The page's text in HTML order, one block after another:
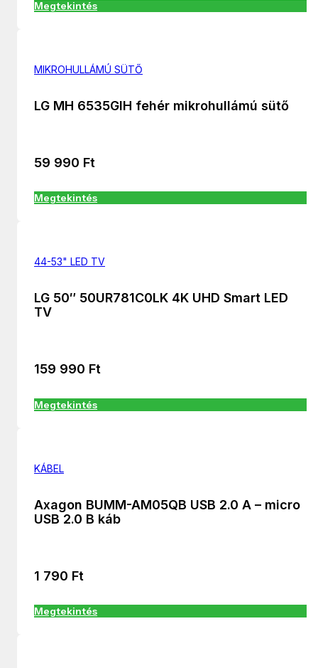
Megtekintés
MIKROHULLÁMÚ SÜTŐ
LG MH 6535GIH fehér mikrohullámú sütő
59 990 Ft
Megtekintés
44-53" LED TV
LG 50″ 50UR781C0LK 4K UHD Smart LED
TV
159 990 Ft
Megtekintés
KÁBEL
Axagon BUMM-AM05QB USB 2.0 A – micro
USB 2.0 B káb
1 790 Ft
Megtekintés